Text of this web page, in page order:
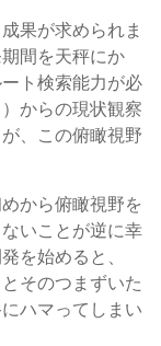
果が求められま
間を天秤にか
ト検索能力が必
からの現状観察
、この俯瞰視野
から俯瞰視野を
いことが逆に幸
を始めると、
そのつまずいた
ハマってしまい